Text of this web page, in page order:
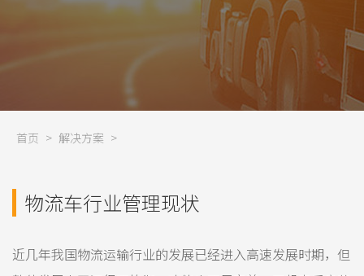
首页 > 解决方案 >
物流车行业管理现状
近几年我国物流运输行业的发展已经进入高速发展时期，但